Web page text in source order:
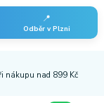
📍
Odběr v Plzni
nákupu nad 899 Kč